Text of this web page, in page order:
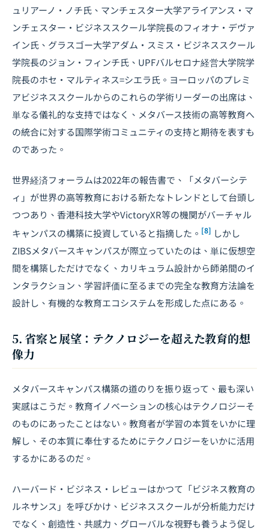
ュリアーノ・ノチ氏、マンチェスター大学アライアンス・マ
ンチェスター・ビジネススクール学院長のフィオナ・デヴァ
イン氏、グラスゴー大学アダム・スミス・ビジネススクール
学院長のジョン・フィンチ氏、UPFバルセロナ経営大学院学
院長のホセ・マルティネス=シエラ氏。ヨーロッパのプレミ
アビジネススクールからのこれらの学術リーダーの出席は、
単なる儀礼的な支持ではなく、メタバース技術の高等教育へ
の統合に対する国際学術コミュニティの支持と期待を表すも
のであった。
世界経済フォーラムは2022年の報告書で、「メタバーシテ
ィ」が世界の高等教育における新たなトレンドとして台頭し
つつあり、香港科技大学やVictoryXR等の機関がバーチャル
キャンパスの構築に投資していると指摘した。 [8] しかし
ZIBSメタバースキャンパスが際立っていたのは、単に仮想空
間を構築しただけでなく、カリキュラム設計から師弟間のイ
ンタラクション、学習評価に至るまでの完全な教育方法論を
設計し、有機的な教育エコシステムを形成した点にある。
5. 省察と展望：テクノロジーを超えた教育的想
像力
メタバースキャンパス構築の道のりを振り返って、最も深い
実感はこうだ。教育イノベーションの核心はテクノロジーそ
のものにあったことはない。教育者が学習の本質をいかに理
解し、その本質に奉仕するためにテクノロジーをいかに活用
するかにあるのだ。
ハーバード・ビジネス・レビューはかつて「ビジネス教育の
ルネサンス」を呼びかけ、ビジネススクールが分析能力だけ
でなく、創造性、共感力、グローバルな視野も養うよう促し